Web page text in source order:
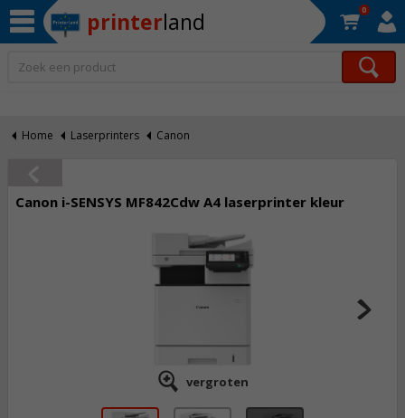
printerland 0
Home Laserprinters Canon
Canon i-SENSYS MF842Cdw A4 laserprinter kleur
vergroten